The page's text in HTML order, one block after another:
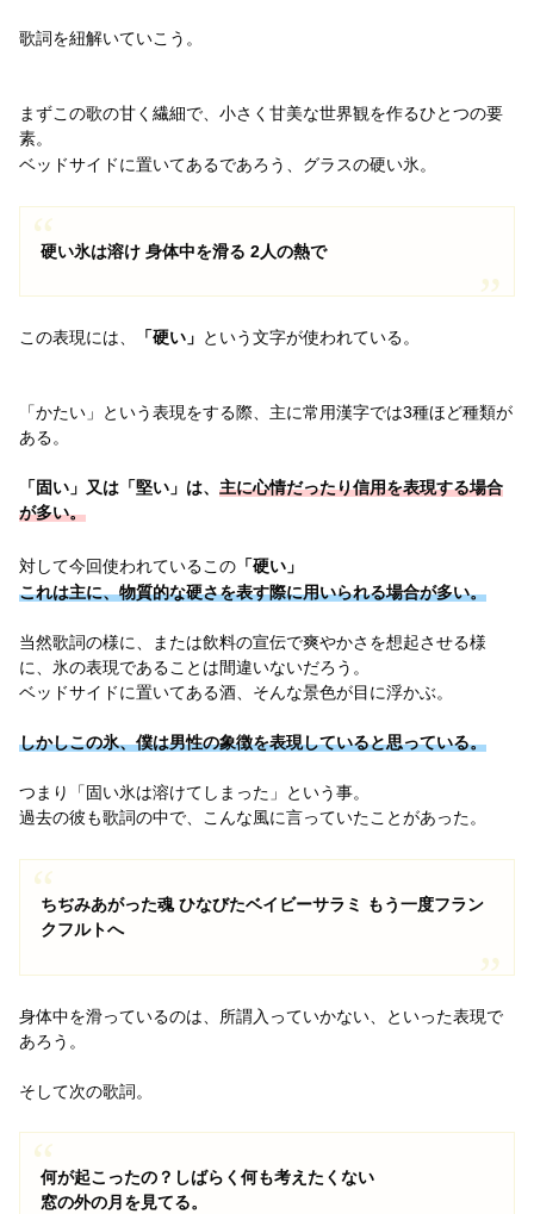
歌詞を紐解いていこう。
まずこの歌の甘く繊細で、小さく甘美な世界観を作るひとつの要
素。
ベッドサイドに置いてあるであろう、グラスの硬い氷。
硬い氷は溶け 身体中を滑る 2人の熱で
この表現には、 「硬い」 という文字が使われている。
「かたい」という表現をする際、主に常用漢字では3種ほど種類が
ある。
「固い」又は「堅い」は、 主に心情だったり信用を表現する場合
が多い。
対して今回使われているこの 「硬い」
これは主に、物質的な硬さを表す際に用いられる場合が多い。
当然歌詞の様に、または飲料の宣伝で爽やかさを想起させる様
に、氷の表現であることは間違いないだろう。
ベッドサイドに置いてある酒、そんな景色が目に浮かぶ。
しかしこの氷、僕は男性の象徴を表現していると思っている。
つまり「固い氷は溶けてしまった」という事。
過去の彼も歌詞の中で、こんな風に言っていたことがあった。
ちぢみあがった魂 ひなびたベイビーサラミ もう一度フラン
クフルトへ
身体中を滑っているのは、所謂入っていかない、といった表現で
あろう。
そして次の歌詞。
何が起こったの？しばらく何も考えたくない
窓の外の月を見てる。